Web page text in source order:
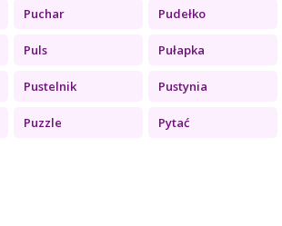
Puchar Pudełko
Puls Pułapka
Pustelnik Pustynia
Puzzle Pytać